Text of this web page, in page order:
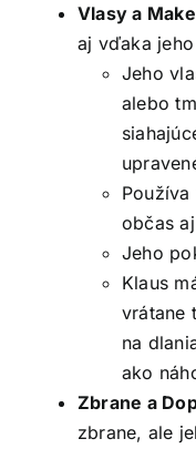
Vlasy a
aj vďaka
Jeho
alebo
občas
Jeho
Klaus
vrátane
na
ako
Zbrane a
zbrane, ale